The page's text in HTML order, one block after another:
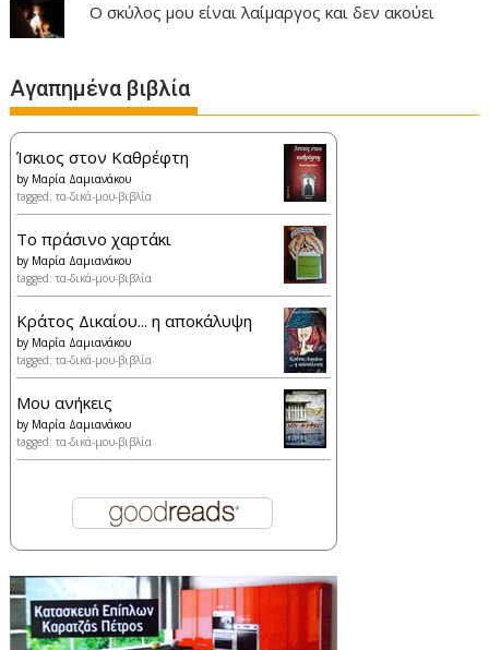
Ο σκύλος μου είναι λαίμαργος και δεν ακούει
Αγαπημένα βιβλία
Ίσκιος στον Καθρέφτη
by Μαρία Δαμιανάκου
tagged: τα-δικά-μου-βιβλία
Το πράσινο χαρτάκι
by Μαρία Δαμιανάκου
tagged: τα-δικά-μου-βιβλία
Κράτος Δικαίου... η αποκάλυψη
by Μαρία Δαμιανάκου
tagged: τα-δικά-μου-βιβλία
Μου ανήκεις
by Μαρία Δαμιανάκου
tagged: τα-δικά-μου-βιβλία